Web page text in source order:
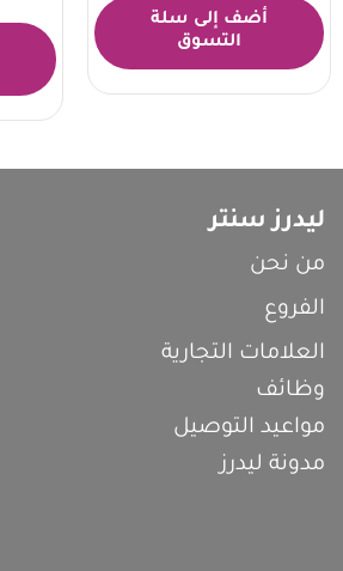
أضف إلى سلة
التسوق
ليدرز سنتر
من نحن
الفروع
العلامات التجارية
وظائف
مواعيد التوصيل
مدونة ليدرز